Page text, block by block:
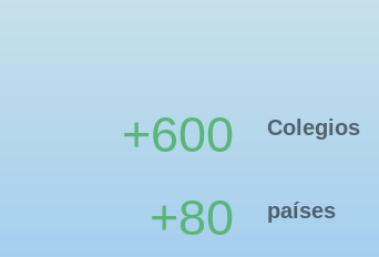
+600 Colegios
+80 países